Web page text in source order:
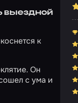
выездной
к
Он
с ума и